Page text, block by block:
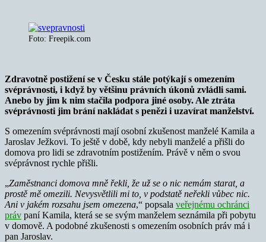
Foto: Freepik.com
Zdravotně postižení se v Česku stále potýkají s omezením
svéprávnosti, i když by většinu právních úkonů zvládli sami.
Anebo by jim k nim stačila podpora jiné osoby. Ale ztráta
svéprávnosti jim brání nakládat s penězi i uzavírat manželství.
S omezením svéprávnosti mají osobní zkušenost manželé Kamila a
Jaroslav Ježkovi. To ještě v době, kdy nebyli manželé a přišli do
domova pro lidi se zdravotním postižením. Právě v něm o svou
svéprávnost rychle přišli.
„Zaměstnanci domova mně řekli, že už se o nic nemám starat, a
prostě mě omezili. Nevysvětlili mi to, v podstatě neřekli vůbec nic.
Ani v jakém rozsahu jsem omezena,“ popsala veřejnému ochránci
práv paní Kamila, která se se svým manželem seznámila při pobytu
v domově. A podobné zkušenosti s omezením osobních práv má i
pan Jaroslav.